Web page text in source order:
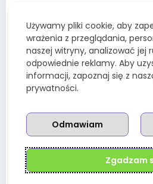
środków czystości.
Przepis na domowy płyn
powierzchni
Składniki:
½ szklanki żelu aloesowego
½ szklanki octu jabłkowego
10 kropli olejku z drzewa
Mieszankę przelać do butelki ze
Używamy pliki cookie, aby
wrażenia z przeglądania,
naszej witryny, analizować jej
odpowiednie reklamy. Aby
informacji, zapoznaj się z
prywatności.
Zgadzam
Odmawiam